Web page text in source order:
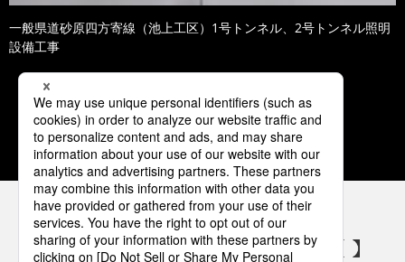
一般県道砂原四方寄線（池上工区）1号トンネル、2号トンネル照明
設備工事
1 2 3 4 5
パナソニックの電気設備 SNSアカウント